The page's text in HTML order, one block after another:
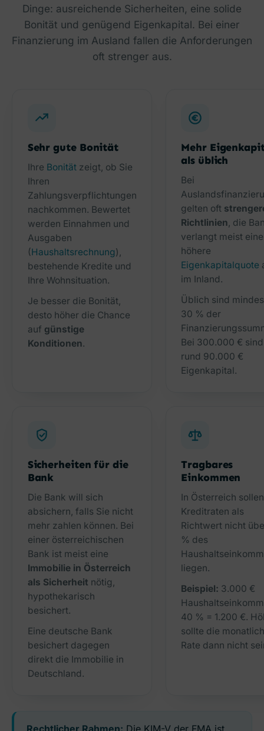
Dinge: ausreichende Sicherheiten, eine solide
Bonität und genügend Eigenkapital. Bei einer
Finanzierung im Ausland fallen die Anforderungen
oft strenger aus.
Sehr gute Bonität
Ihre Bonitätzeigt, ob Sie
Ihren
Zahlungsverpflichtungen
nachkommen. Bewertet
werden Einnahmen und
Ausgaben
(Haushaltsrechnung),
bestehende Kredite und
Ihre Wohnsituation.
Je besser die Bonität,
desto höher die Chance
auf günstige
Konditionen.
Mehr
als üblich
Bei
gelten oft
Richtlinien, die
verlangt meist eine
höhere
Eigenkapitalquote
im Inland.
Üblich sind
30 % der
Bei 300.000 €
rund 90.000 €
Eigenkapital.
Sicherheiten für die
Bank
Die Bank will sich
absichern, falls Sie nicht
mehr zahlen können. Bei
einer österreichischen
Bank ist meist eine
Immobilie in Österreich
als Sicherheit nötig,
hypothekarisch
besichert.
Eine deutsche Bank
besichert dagegen
direkt die Immobilie in
Deutschland.
Tragbares
Einkommen
In Österreich
Kreditraten als
Richtwert nicht
% des
liegen.
Beispiel: 3.000 €
40 % = 1.200 €.
sollte die
Rate dann nicht